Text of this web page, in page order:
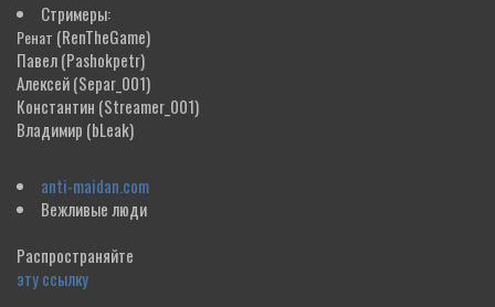
Стримеры:
Ренат (RenTheGame)
Павел(Pashokpetr)
Алексей(Separ_001)
Константин (Streamer_001)
Владимир (bLeak)
anti-maidan.com
Вежливые люди
Распространяйте
эту ссылку